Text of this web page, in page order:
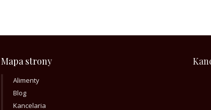
Mapa strony
Alimenty
Blog
Kancelaria